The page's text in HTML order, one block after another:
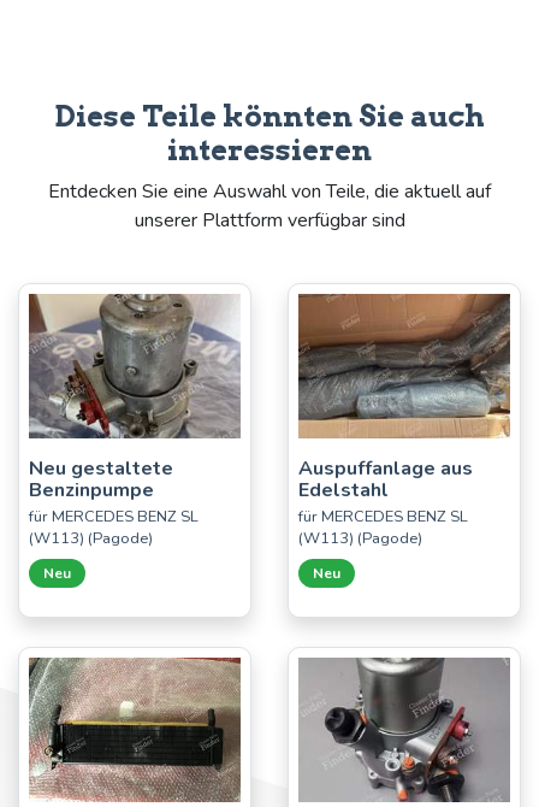
Diese Teile könnten Sie auch
interessieren
Entdecken Sie eine Auswahl von Teile, die aktuell auf
unserer Plattform verfügbar sind
Neu gestaltete
Benzinpumpe
für MERCEDES BENZ SL
(W113) (Pagode)
Neu
Auspuffanlage aus
Edelstahl
für MERCEDES BENZ SL
(W113) (Pagode)
Neu